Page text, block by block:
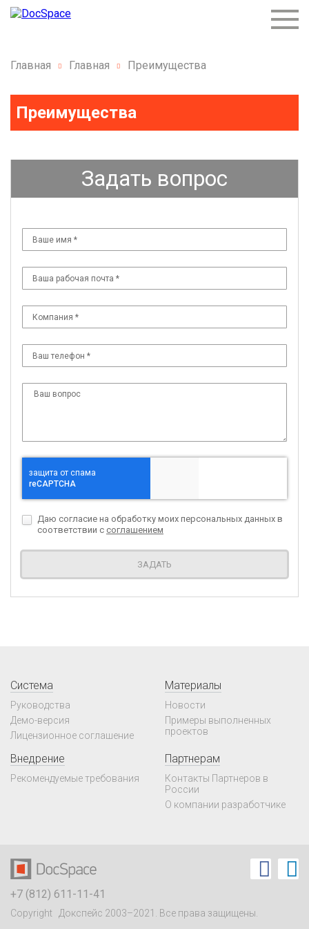
Главная Главная Преимущества
Преимущества
Задать вопрос
Даю согласие на обработку моих персональных данных в
соответствии с соглашением
ЗАДАТЬ
Система
Руководства
Демо-версия
Лицензионное соглашение
Материалы
Новости
Примеры выполненных
проектов
Внедрение
Рекомендуемые требования
Партнерам
Контакты Партнеров в
России
О компании разработчике
+7 (812) 611-11-41
Copyright Докспейс 2003–2021. Все права защищены.